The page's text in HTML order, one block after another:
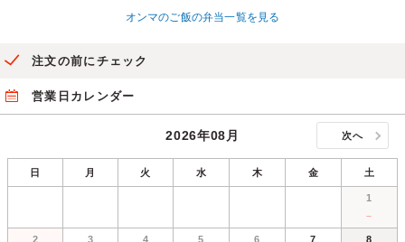
オンマのご飯の弁当一覧を見る
注文の前にチェック
営業日カレンダー
2026年08月 次へ
日 月 火 水 木 金 土
1
－
2 3 4 5 6 7 8